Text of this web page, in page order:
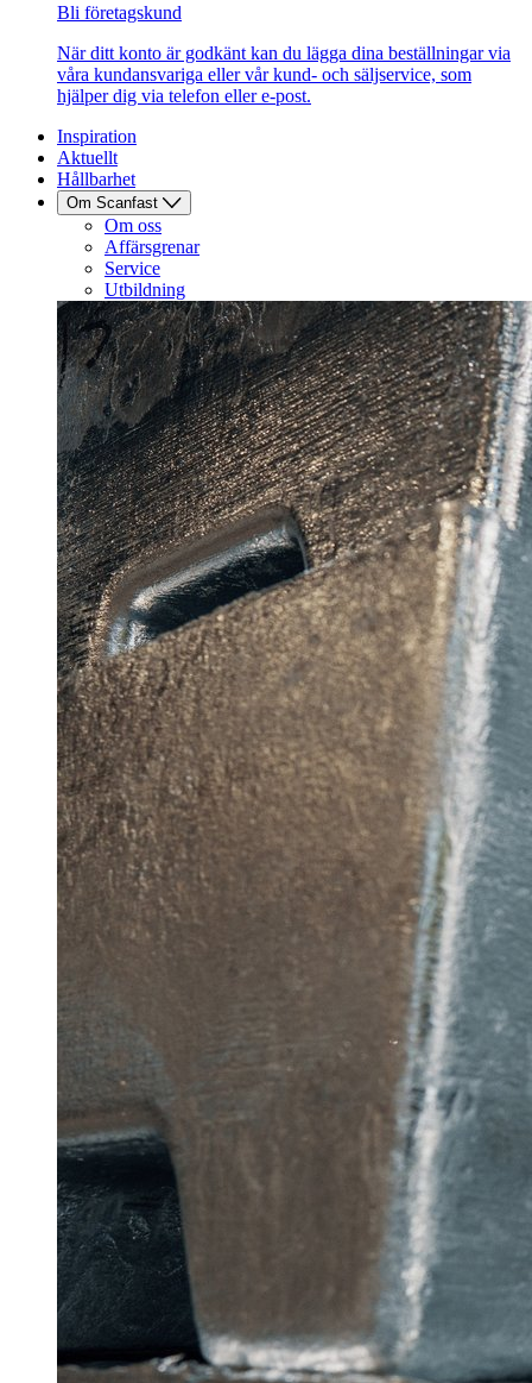
Bli företagskund
När ditt konto är godkänt kan du lägga dina beställningar via
våra kundansvariga eller vår kund- och säljservice, som
hjälper dig via telefon eller e-post.
Inspiration
Aktuellt
Hållbarhet
Om Scanfast
Om oss
Affärsgrenar
Service
Utbildning